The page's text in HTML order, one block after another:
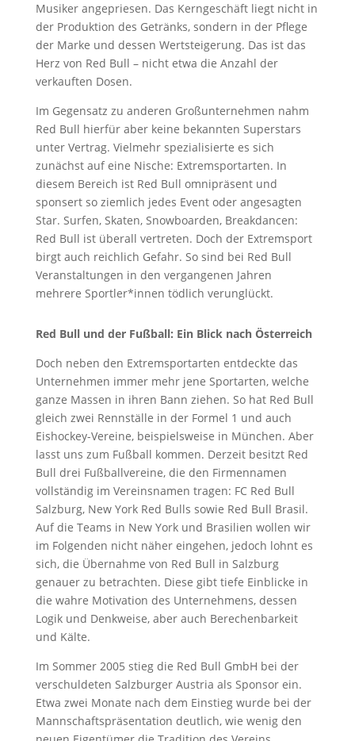
Musiker angepriesen. Das Kerngeschäft liegt nicht in
der Produktion des Getränks, sondern in der Pflege
der Marke und dessen Wertsteigerung. Das ist das
Herz von Red Bull – nicht etwa die Anzahl der
verkauften Dosen.
Im Gegensatz zu anderen Großunternehmen nahm
Red Bull hierfür aber keine bekannten Superstars
unter Vertrag. Vielmehr spezialisierte es sich
zunächst auf eine Nische: Extremsportarten. In
diesem Bereich ist Red Bull omnipräsent und
sponsert so ziemlich jedes Event oder angesagten
Star. Surfen, Skaten, Snowboarden, Breakdancen:
Red Bull ist überall vertreten. Doch der Extremsport
birgt auch reichlich Gefahr. So sind bei Red Bull
Veranstaltungen in den vergangenen Jahren
mehrere Sportler*innen tödlich verunglückt.
Red Bull und der Fußball: Ein Blick nach Österreich
Doch neben den Extremsportarten entdeckte das
Unternehmen immer mehr jene Sportarten, welche
ganze Massen in ihren Bann ziehen. So hat Red Bull
gleich zwei Rennställe in der Formel 1 und auch
Eishockey-Vereine, beispielsweise in München. Aber
lasst uns zum Fußball kommen. Derzeit besitzt Red
Bull drei Fußballvereine, die den Firmennamen
vollständig im Vereinsnamen tragen: FC Red Bull
Salzburg, New York Red Bulls sowie Red Bull Brasil.
Auf die Teams in New York und Brasilien wollen wir
im Folgenden nicht näher eingehen, jedoch lohnt es
sich, die Übernahme von Red Bull in Salzburg
genauer zu betrachten. Diese gibt tiefe Einblicke in
die wahre Motivation des Unternehmens, dessen
Logik und Denkweise, aber auch Berechenbarkeit
und Kälte.
Im Sommer 2005 stieg die Red Bull GmbH bei der
verschuldeten Salzburger Austria als Sponsor ein.
Etwa zwei Monate nach dem Einstieg wurde bei der
Mannschaftspräsentation deutlich, wie wenig den